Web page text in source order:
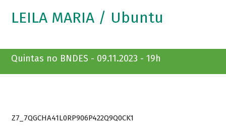
LEILA MARIA / Ubuntu
Quintas no BNDES - 09.11.2023 - 19h
Z7_7QGCHA41L0RP906P422Q9Q0CK1